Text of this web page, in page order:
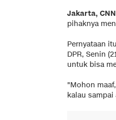
Jakarta,
pihaknya
Pernyataan
DPR, Senin
untuk bisa
"Mohon
kalau